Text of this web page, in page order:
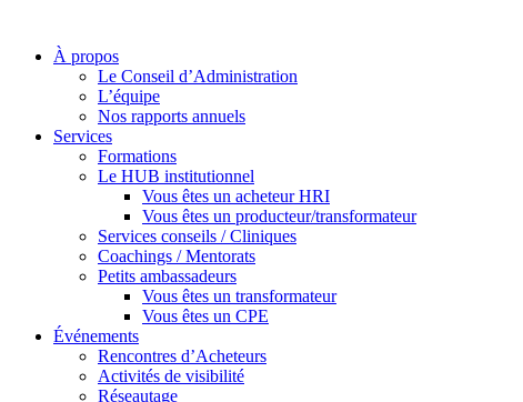
À propos
Le Conseil d’Administration
L’équipe
Nos rapports annuels
Services
Formations
Le HUB institutionnel
Vous êtes un acheteur HRI
Vous êtes un producteur/transformateur
Services conseils / Cliniques
Coachings / Mentorats
Petits ambassadeurs
Vous êtes un transformateur
Vous êtes un CPE
Événements
Rencontres d’Acheteurs
Activités de visibilité
Réseautage